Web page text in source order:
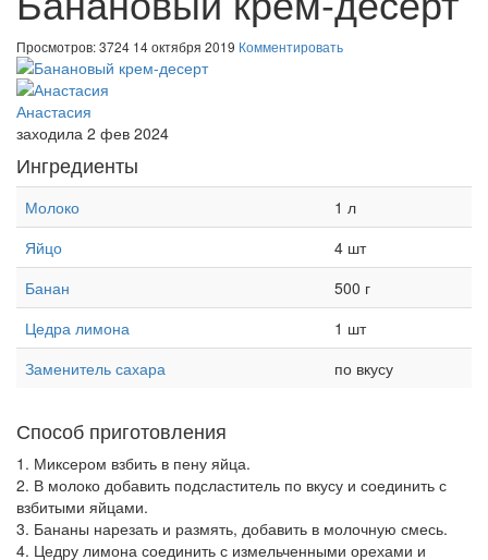
Просмотров: 3724 14 октября 2019 Комментировать
Анастасия
заходила 2 фев 2024
Ингредиенты
Молоко
1 л
Яйцо
4 шт
Банан
500 г
Цедра лимона
1 шт
Заменитель сахара
по вкусу
Способ приготовления
1. Миксером взбить в пену яйца.
2. В молоко добавить подсластитель по вкусу и соединить с
взбитыми яйцами.
3. Бананы нарезать и размять, добавить в молочную смесь.
4. Цедру лимона соединить с измельченными орехами и